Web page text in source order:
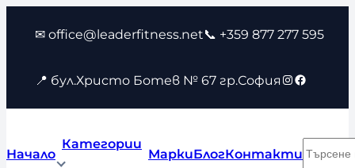
съдържанието
✉ office@leaderfitness.net📞 +359 877 277 595
📍 бул.Христо Ботев № 67 гр.София Instagram
Facebook
Начало
Категории
МаркиБлогКонтакти